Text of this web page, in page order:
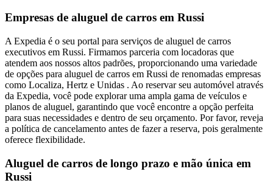
Empresas de aluguel de carros em Russi
A Expedia é o seu portal para serviços de aluguel de carros
executivos em Russi. Firmamos parceria com locadoras que
atendem aos nossos altos padrões, proporcionando uma variedade
de opções para aluguel de carros em Russi de renomadas empresas
como Localiza, Hertz e Unidas . Ao reservar seu automóvel através
da Expedia, você pode explorar uma ampla gama de veículos e
planos de aluguel, garantindo que você encontre a opção perfeita
para suas necessidades e dentro de seu orçamento. Por favor, reveja
a política de cancelamento antes de fazer a reserva, pois geralmente
oferece flexibilidade.
Aluguel de carros de longo prazo e mão única em
Russi